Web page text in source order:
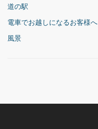
道の駅
電車でお越しになるお客様へ
風景